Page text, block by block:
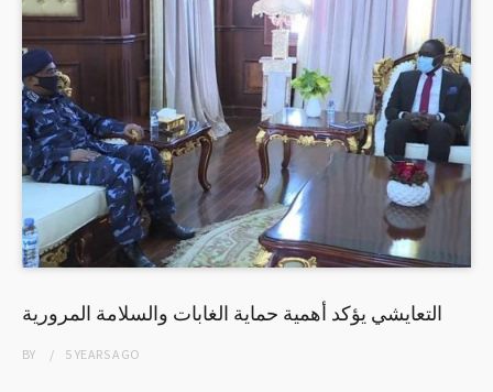
التعايشي يؤكد أهمية حماية الغابات والسلامة المرورية
BY 5 YEARSAGO